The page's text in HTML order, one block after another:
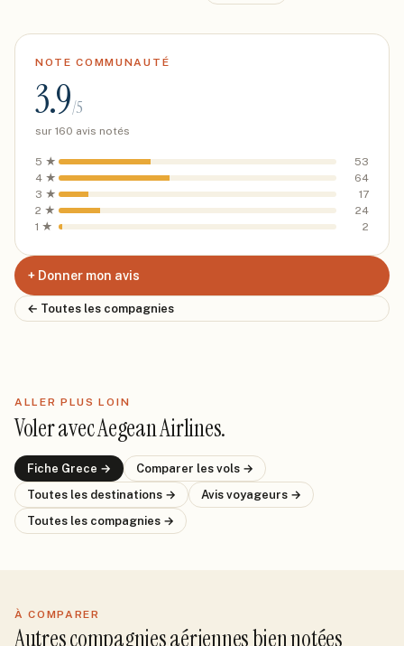
NOTE COMMUNAUTÉ
3.9/5
sur 160 avis notés
5 ★
53
4 ★
64
3 ★
17
2 ★
24
1 ★ 2
+ Donner mon avis
← Toutes les compagnies
ALLER PLUS LOIN
Voler avecAegean Airlines.
Fiche Grece →
Comparer les vols →
Toutes les destinations →
Avis voyageurs →
Toutes les compagnies →
À COMPARER
Autres compagnies aériennes bien notées